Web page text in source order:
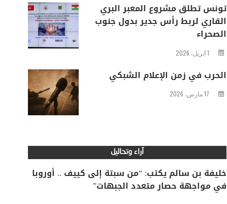
تونس تطلق مشروع المعبر البري
القاري لربط رأس جدير بدول جنوب
الصحراء
1 أبريل، 2026
الحرب في زمن الإعلام الشبكي
17 مارس، 2026
آراء وتحاليل
خليفة بن سالم يكتب: “من سبتة إلى كييف .. أوروبا
في مواجهة حصار متعدد الجبهات”